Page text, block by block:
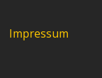
Impressum